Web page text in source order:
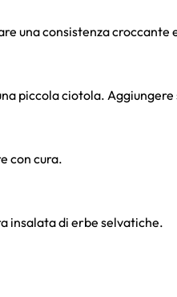
una consistenza croccante
piccola ciotola.
con cura.
insalata di erbe selvatiche.